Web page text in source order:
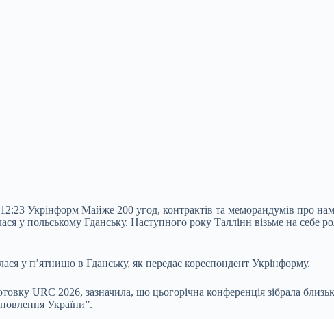
Укрінформ Майже 200 угод, контрактів та меморандумів про
у польському Гданську. Наступного року Таллінн візьме на себе
у п’ятницю в Гданську, як передає кореспондент Укрінформу.
URC 2026, зазначила, що цьогорічна конференція зібрала
України”.